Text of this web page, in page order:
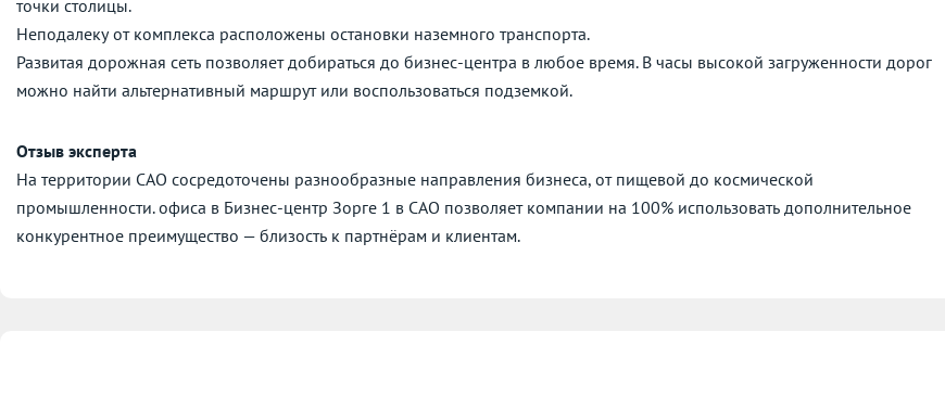
точки столицы.
Неподалеку от комплекса расположены остановки наземного транспорта.
Развитая дорожная сеть позволяет добираться до бизнес-центра в любое время. В часы высокой загруженности дорог
можно найти альтернативный маршрут или воспользоваться подземкой.
Отзыв эксперта
На территории САО сосредоточены разнообразные направления бизнеса, от пищевой до космической
промышленности. офиса в Бизнес-центр Зорге 1 в САО позволяет компании на 100% использовать дополнительное
конкурентное преимущество — близость к партнёрам и клиентам.